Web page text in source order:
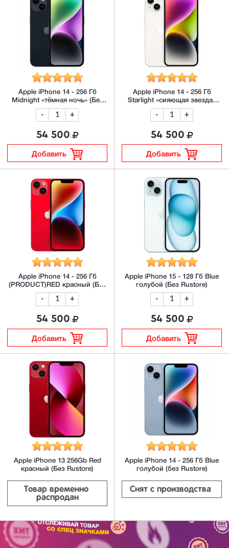
Apple iPhone 14 - 256 Гб
Midnight «тёмная ночь» (Без
Rustore)
- +
54 500
Добавить
Apple iPhone 14 - 256 Гб
Starlight «сияющая звезда»
(Без Rustore)
- +
54 500
Добавить
Apple iPhone 14 - 256 Гб
(PRODUCT)RED красный (Без
Rustore)
- +
54 500
Добавить
Apple iPhone 15 - 128 Гб Blue
голубой (Без Rustore)
- +
54 500
Добавить
Apple iPhone 13 256Gb Red
красный (Без Rustore)
Товар временно
распродан
Apple iPhone 14 - 256 Гб Blue
голубой (без Rustore)
Снят с производства